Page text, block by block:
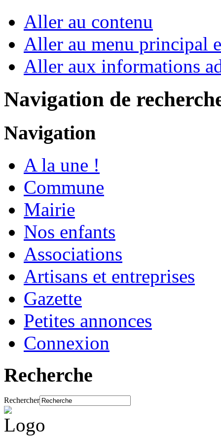
Aller au contenu
Aller au menu principal
Aller aux informations
Navigation de
Navigation
A la une !
Commune
Mairie
Nos enfants
Associations
Artisans et entreprises
Gazette
Petites annonces
Connexion
Recherche
Rechercher